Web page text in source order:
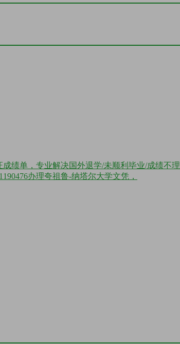
绩单，专业解决国外退学/未顺利毕业/成绩不
办理夸祖鲁-纳塔尔大学文凭，